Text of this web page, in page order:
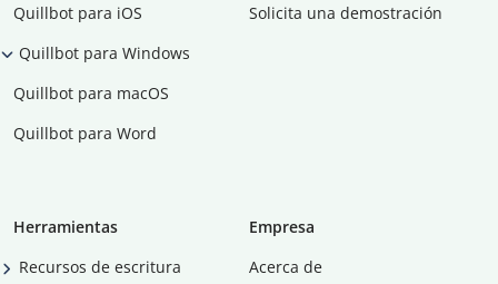
Quillbot para iOS
Quillbot para Windows
Quillbot para macOS
Quillbot para Word
Solicita una demostración
Herramientas
Recursos de escritura
Empresa
Acerca de